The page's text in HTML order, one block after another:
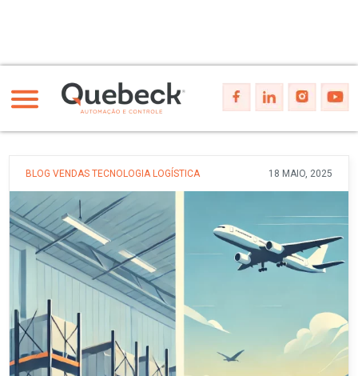
BLOG VENDAS TECNOLOGIA LOGÍSTICA 18 MAIO, 2025